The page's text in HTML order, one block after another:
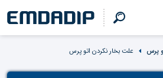
پرس علت بخار نکردن اتو پرس